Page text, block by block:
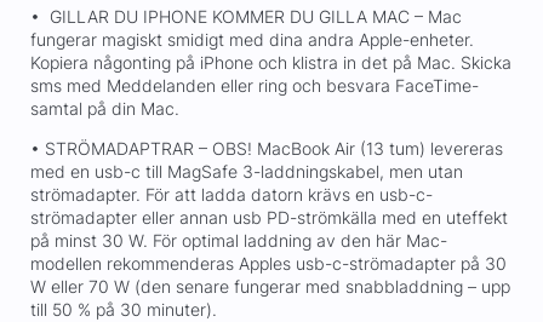
• GILLAR DU IPHONE KOMMER DU GILLA MAC – Mac
fungerar magiskt smidigt med dina andra Apple-enheter.
Kopiera någonting på iPhone och klistra in det på Mac. Skicka
sms med Meddelanden eller ring och besvara FaceTime-
samtal på din Mac.
• STRÖMADAPTRAR – OBS! MacBook Air (13 tum) levereras
med en usb-c till MagSafe 3-laddningskabel, men utan
strömadapter. För att ladda datorn krävs en usb-c-
strömadapter eller annan usb PD-strömkälla med en uteffekt
på minst 30 W. För optimal laddning av den här Mac-
modellen rekommenderas Apples usb-c-strömadapter på 30
W eller 70 W (den senare fungerar med snabbladdning – upp
till 50 % på 30 minuter).